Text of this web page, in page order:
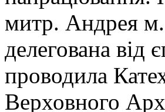
митр. Андрея м.
делегована від
проводила
Верховного